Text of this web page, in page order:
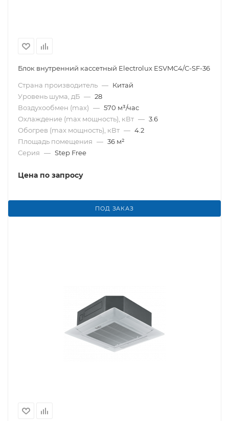
Блок внутренний кассетный Electrolux ESVMC4/С-SF-36
Страна производитель — Китай
Уровень шума, дБ — 28
Воздухообмен (max) — 570 м³/час
Охлаждение (max мощность), кВт — 3.6
Обогрев (max мощность), кВт — 4.2
Площадь помещения — 36 м²
Серия — Step Free
Цена по запросу
ПОД ЗАКАЗ